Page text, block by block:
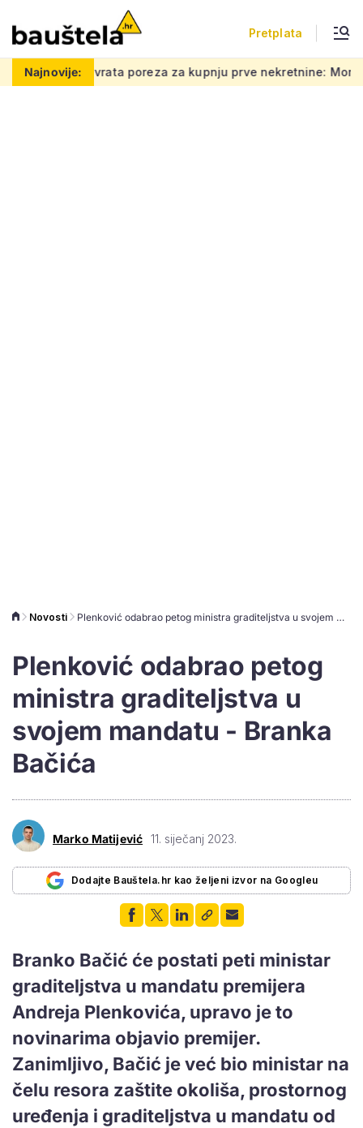
Pretplata
Najnovije:
poreza za kupnju prve nekretnine: Morate znati ovih 5
Novosti Plenković odabrao petog ministra graditeljstva u svojem mandatu - Branka Bačića
Plenković odabrao petog
ministra graditeljstva u
svojem mandatu - Branka
Bačića
Marko Matijević 11. siječanj 2023.
Dodajte Bauštela.hr kao željeni izvor na Googleu
Branko Bačić će postati peti ministar
graditeljstva u mandatu premijera
Andreja Plenkovića, upravo je to
novinarima objavio premijer.
Zanimljivo, Bačić je već bio ministar na
čelu resora zaštite okoliša, prostornog
uređenja i graditeljstva u mandatu od